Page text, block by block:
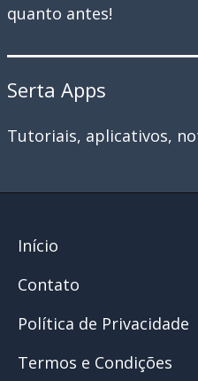
quanto antes!
Serta Apps
Tutoriais, aplicativos,
Início
Contato
Política de Privacidade
Termos e Condições